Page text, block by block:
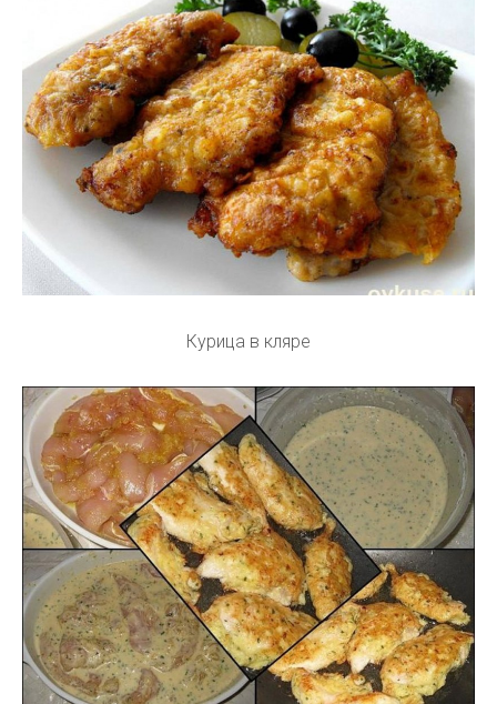
Курица в кляре